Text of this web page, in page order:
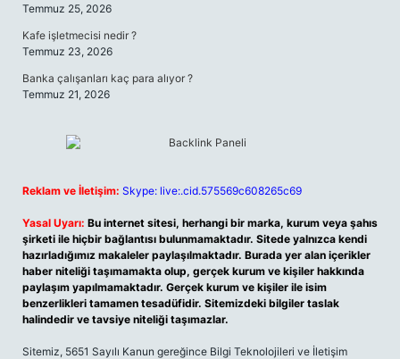
Temmuz 25, 2026
Kafe işletmecisi nedir ?
Temmuz 23, 2026
Banka çalışanları kaç para alıyor ?
Temmuz 21, 2026
Reklam ve İletişim: Skype: live:.cid.575569c608265c69
Yasal Uyarı: Bu internet sitesi, herhangi bir marka, kurum veya şahıs
şirketi ile hiçbir bağlantısı bulunmamaktadır. Sitede yalnızca kendi
hazırladığımız makaleler paylaşılmaktadır. Burada yer alan içerikler
haber niteliği taşımamakta olup, gerçek kurum ve kişiler hakkında
paylaşım yapılmamaktadır. Gerçek kurum ve kişiler ile isim
benzerlikleri tamamen tesadüfidir. Sitemizdeki bilgiler taslak
halindedir ve tavsiye niteliği taşımazlar.
Sitemiz, 5651 Sayılı Kanun gereğince Bilgi Teknolojileri ve İletişim